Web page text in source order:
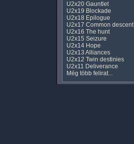
U2x20 Gauntlet
U2x19 Blockade
U2x18 Epilogue
U2x17 Common descent
U2x16 The hunt
U2x15 Seizure
U2x14 Hope
U2x13 Alliances
U2x12 Twin destinies
U2x11 Deliverance
Még több felirat...